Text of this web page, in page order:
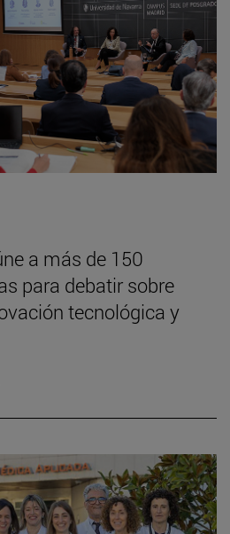
a más de 150
para debatir sobre
tecnológica y